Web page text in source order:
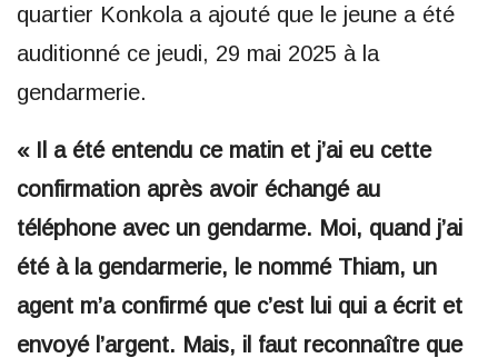
quartier Konkola a ajouté que le jeune a été
auditionné ce jeudi, 29 mai 2025 à la
gendarmerie.
« Il a été entendu ce matin et j’ai eu cette
confirmation après avoir échangé au
téléphone avec un gendarme. Moi, quand j’ai
été à la gendarmerie, le nommé Thiam, un
agent m’a confirmé que c’est lui qui a écrit et
envoyé l’argent. Mais, il faut reconnaître que